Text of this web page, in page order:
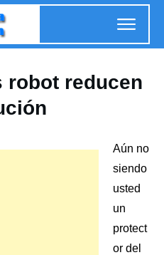
robot reducen
Aún no
siendo
usted
un
protect
or del